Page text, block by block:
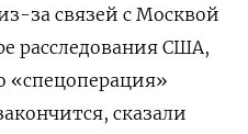
за связей с Москвой
расследования США,
«спецоперация»
сказали